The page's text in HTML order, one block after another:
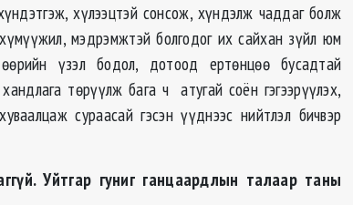
хүлээцтэй сонсож, хүндэлж чаддаг болж
мэдрэмжтэй болгодог их сайхан зүйл юм
үзэл бодол, дотоод ертөнцөө бусадтай
төрүүлж бага ч атугай соён гэгээрүүлэх,
сураасай гэсэн үүднээс нийтлэл бичвэр
Уйтгар гуниг ганцаардлын талаар таны